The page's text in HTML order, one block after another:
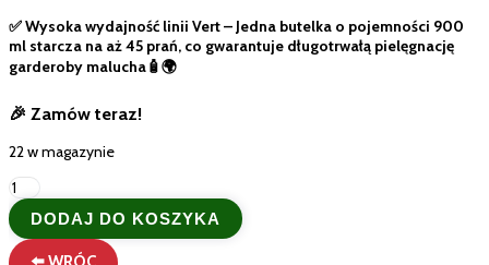
✅ Wysoka wydajność linii Vert – Jedna butelka o pojemności 900
ml starcza na aż 45 prań, co gwarantuje długotrwałą pielęgnację
garderoby malucha🧴🌍
🎉 Zamów teraz!
22 w magazynie
ilość
Chanteclair
Vert
Talco
DODAJ DO KOSZYKA